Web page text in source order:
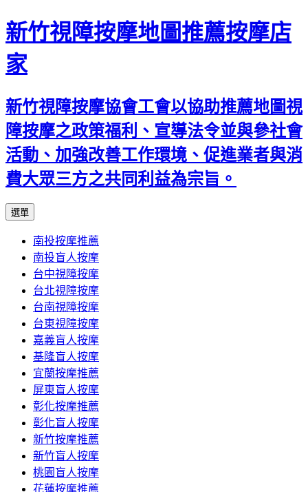
新竹視障按摩地圖推薦按摩店
家
新竹視障按摩協會工會以協助推薦地圖視
障按摩之政策福利、宣導法令並與參社會
活動、加強改善工作環境、促進業者與消
費大眾三方之共同利益為宗旨。
選單
內
容
區
南投按摩推薦
南投盲人按摩
台中視障按摩
台北視障按摩
台南視障按摩
台東視障按摩
嘉義盲人按摩
基隆盲人按摩
宜蘭按摩推薦
屏東盲人按摩
彰化按摩推薦
彰化盲人按摩
新竹按摩推薦
新竹盲人按摩
桃園盲人按摩
花蓮按摩推薦